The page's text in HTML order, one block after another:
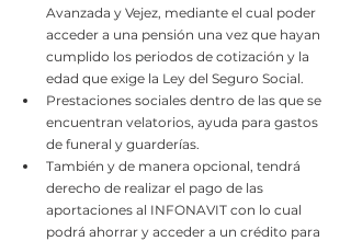
Avanzada y Vejez, mediante el cual poder
acceder a una pensión una vez que hayan
cumplido los periodos de cotización y la
edad que exige la Ley del Seguro Social.
Prestaciones sociales dentro de las que se
encuentran velatorios, ayuda para gastos
de funeral y guarderías.
También y de manera opcional, tendrá
derecho de realizar el pago de las
aportaciones al INFONAVIT con lo cual
podrá ahorrar y acceder a un crédito para